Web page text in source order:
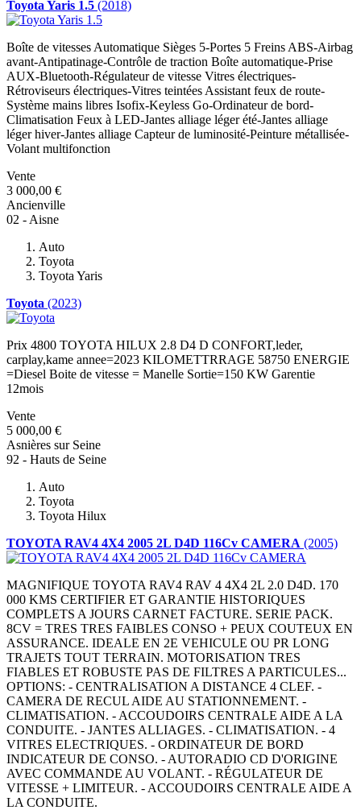
Toyota Yaris 1.5 (2018)
Boîte de vitesses Automatique Sièges 5-Portes 5 Freins ABS-Airbag
avant-Antipatinage-Contrôle de traction Boîte automatique-Prise
AUX-Bluetooth-Régulateur de vitesse Vitres électriques-
Rétroviseurs électriques-Vitres teintées Assistant feux de route-
Système mains libres Isofix-Keyless Go-Ordinateur de bord-
Climatisation Feux à LED-Jantes alliage léger été-Jantes alliage
léger hiver-Jantes alliage Capteur de luminosité-Peinture métallisée-
Volant multifonction
Vente
3 000,00 €
Ancienville
02 - Aisne
Auto
Toyota
Toyota Yaris
Toyota (2023)
Prix 4800 TOYOTA HILUX 2.8 D4 D CONFORT,leder,
carplay,kame annee=2023 KILOMETTRRAGE 58750 ENERGIE
=Diesel Boite de vitesse = Manelle Sortie=150 KW Garentie
12mois
Vente
5 000,00 €
Asnières sur Seine
92 - Hauts de Seine
Auto
Toyota
Toyota Hilux
TOYOTA RAV4 4X4 2005 2L D4D 116Cv CAMERA (2005)
MAGNIFIQUE TOYOTA RAV4 RAV 4 4X4 2L 2.0 D4D. 170
000 KMS CERTIFIER ET GARANTIE HISTORIQUES
COMPLETS A JOURS CARNET FACTURE. SERIE PACK.
8CV = TRES TRES FAIBLES CONSO + PEUX COUTEUX EN
ASSURANCE. IDEALE EN 2E VEHICULE OU PR LONG
TRAJETS TOUT TERRAIN. MOTORISATION TRES
FIABLES ET ROBUSTE PAS DE FILTRES A PARTICULES...
OPTIONS: - CENTRALISATION A DISTANCE 4 CLEF. -
CAMERA DE RECUL AIDE AU STATIONNEMENT. -
CLIMATISATION. - ACCOUDOIRS CENTRALE AIDE A LA
CONDUITE. - JANTES ALLIAGES. - CLIMATISATION. - 4
VITRES ELECTRIQUES. - ORDINATEUR DE BORD
INDICATEUR DE CONSO. - AUTORADIO CD D'ORIGINE
AVEC COMMANDE AU VOLANT. - RÉGULATEUR DE
VITESSE + LIMITEUR. - ACCOUDOIRS CENTRALE AIDE A
LA CONDUITE.